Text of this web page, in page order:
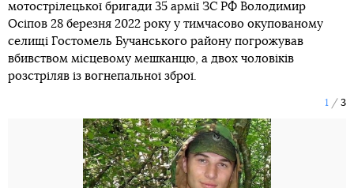
мотострілецької бригади 35 армії ЗС РФ Володимир
Осіпов 28 березня 2022 року у тимчасово окупованому
селищі Гостомель Бучанського району погрожував
вбивством місцевому мешканцю, а двох чоловіків
розстріляв із вогнепальної зброї.
1 3